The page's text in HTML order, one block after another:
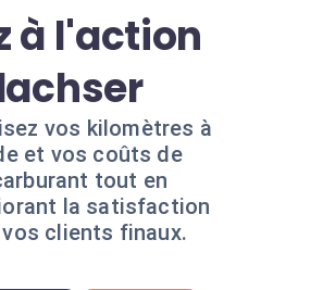
à l'action
vos kilomètres à
et vos coûts de
tout en
la satisfaction
clients finaux.